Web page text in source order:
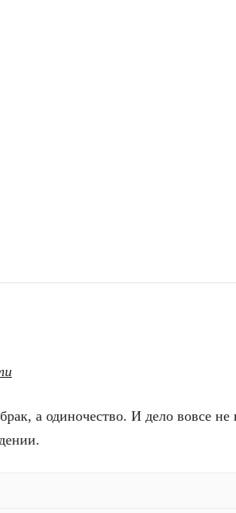
а одиночество. И дело вовсе не